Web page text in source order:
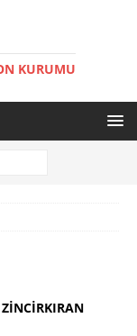
KURUMU